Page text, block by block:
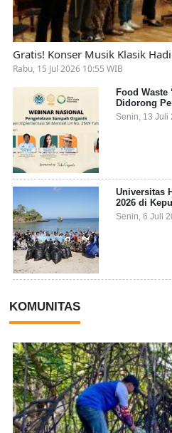
Gratis! Konser Musik Klasik
Rabu, 15 Jul 2026 10:55 WIB
Food Waste
Didorong
Senin, 13 Juli
Universitas
2026 di
dari 27
Senin, 6 Juli
KOMUNITAS